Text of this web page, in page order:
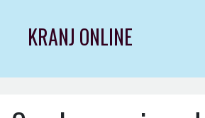
contentKRANJ ONLINE